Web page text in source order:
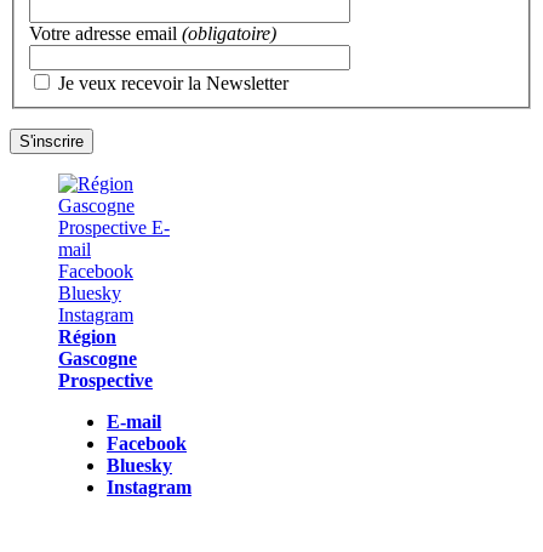
Votre adresse email (obligatoire)
Je veux recevoir la Newsletter
Région
Gascogne
Prospective
E-mail
Facebook
Bluesky
Instagram